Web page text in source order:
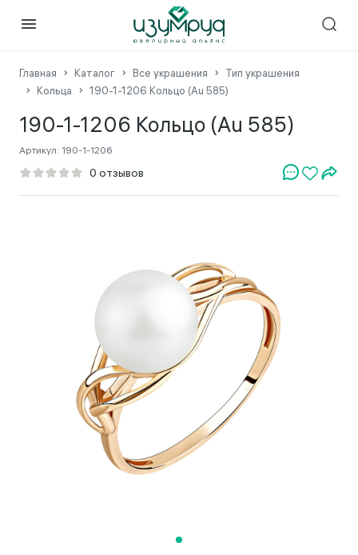
Главная Каталог Все украшения
Тип украшения
Кольца
190-1-1206 Кольцо (Au 585)
190-1-1206 Кольцо (Au 585)
Артикул: 190-1-1206